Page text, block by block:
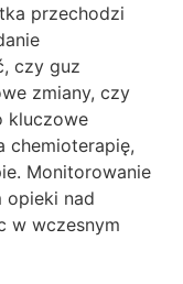
przechodzi
czy guz
zmiany, czy
kluczowe
chemioterapię,
Monitorowanie
opieki nad
w wczesnym